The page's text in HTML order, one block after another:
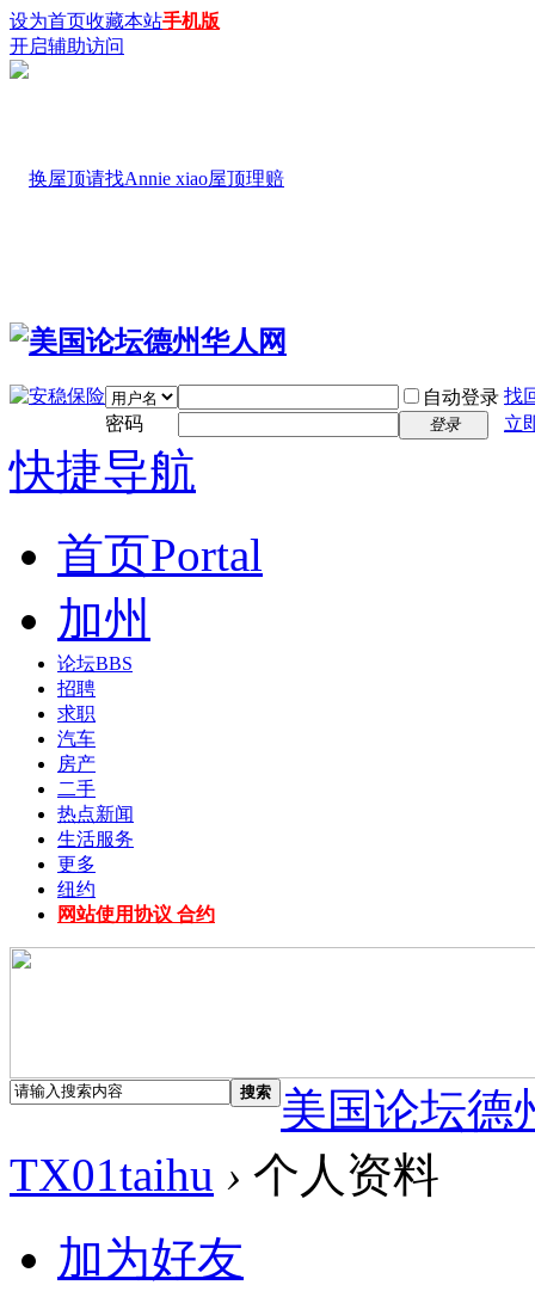
设为首页收藏本站手机版
开启辅助访问
自动登录 找
密码
登录 立
快捷导航
首页Portal
加州
论坛BBS
招聘
求职
汽车
房产
二手
热点新闻
生活服务
更多
纽约
网站使用协议 合约
搜索
美国论坛德
TX01taihu › 个人资料
加为好友